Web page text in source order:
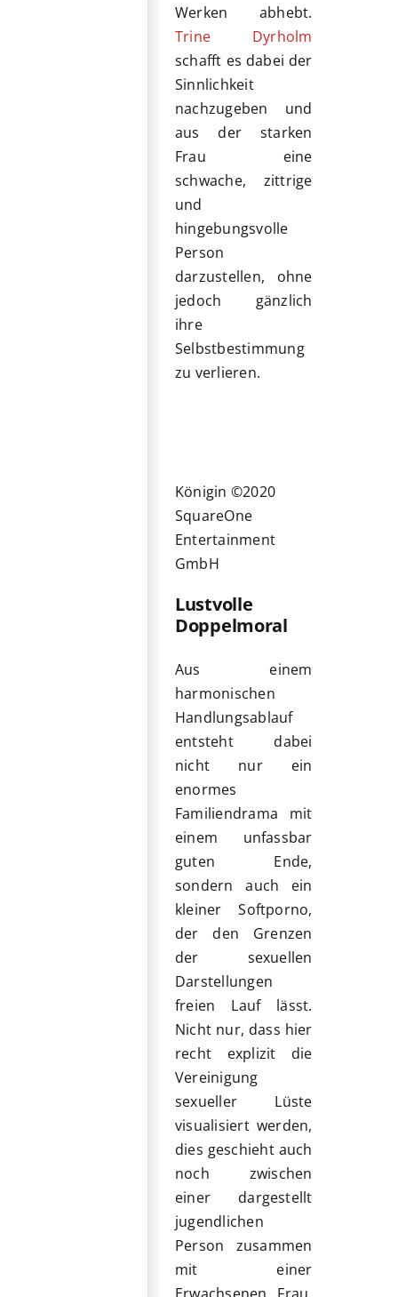
Werken abhebt.
Trine Dyrholm
schafft es dabei der
Sinnlichkeit
nachzugeben und
aus der starken
Frau eine
schwache, zittrige
und
hingebungsvolle
Person
darzustellen, ohne
jedoch gänzlich
ihre
Selbstbestimmung
zu verlieren.
Königin ©2020
SquareOne
Entertainment
GmbH
Lustvolle
Doppelmoral
Aus einem
harmonischen
Handlungsablauf
entsteht dabei
nicht nur ein
enormes
Familiendrama mit
einem unfassbar
guten Ende,
sondern auch ein
kleiner Softporno,
der den Grenzen
der sexuellen
Darstellungen
freien Lauf lässt.
Nicht nur, dass hier
recht explizit die
Vereinigung
sexueller Lüste
visualisiert werden,
dies geschieht auch
noch zwischen
einer dargestellt
jugendlichen
Person zusammen
mit einer